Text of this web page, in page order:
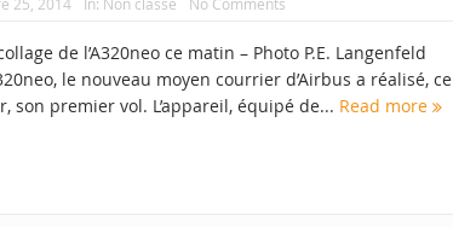
25, 2014 In: Non classé No Comments
de l’A320neo ce matin – Photo P.E. Langenfeld
le nouveau moyen courrier d’Airbus a réalisé, ce
son premier vol. L’appareil, équipé de... Read more